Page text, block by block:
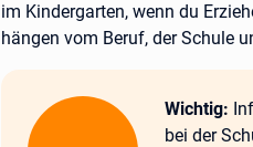
im Kindergarten, wenn du
hängen vom Beruf, der Schule
Wichtig:
Wichtig:
bei der